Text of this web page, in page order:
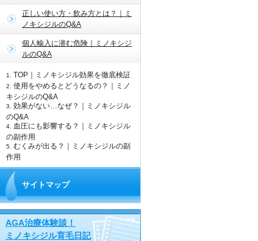
正しい使い方・飲み方とは？｜ミ
ノキシジルのQ&A
個人輸入に潜む危険｜ミノキシジ
ルのQ&A
1. TOP｜ミノキシジル効果を徹底検証
2. 使用をやめるとどうなるの？｜ミノ
キシジルのQ&A
3. 効果がない…なぜ？｜ミノキシジル
のQ&A
4. 血圧にも影響する？｜ミノキシジル
の副作用
5. むくみが出る？｜ミノキシジルの副
作用
サイトマップ
AGA治療体験談！
ミノキシジル育毛日記